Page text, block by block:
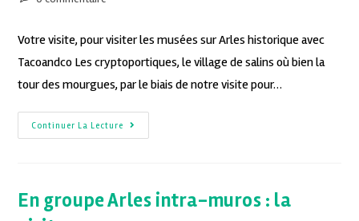
Votre visite, pour visiter les musées sur Arles historique avec
Tacoandco Les cryptoportiques, le village de salins où bien la
tour des mourgues, par le biais de notre visite pour…
Continuer La Lecture
En groupe Arles intra-muros : la